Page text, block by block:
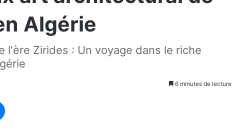
Algérie
l'ère Zirides : Un voyage dans le riche
6 minutes de lecture